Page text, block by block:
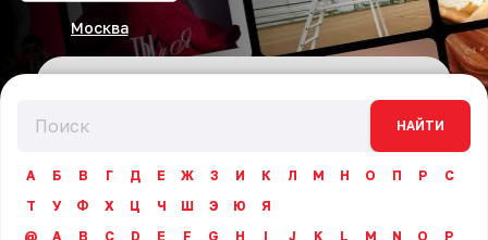
Москва
НАЙТИ
А Б В Г Д Е Ж З И К Л М Н О П Р
С
Т
У Ф Х Ц Ч Ш Э Ю
Я
@
A B C D E F G H I J K L M N O
P